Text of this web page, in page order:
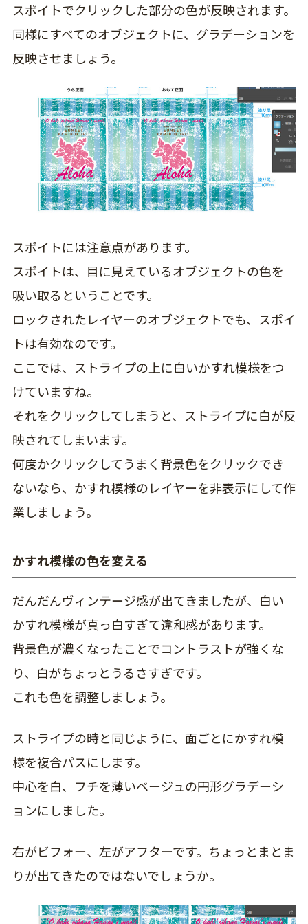
スポイトでクリックした部分の色が反映されます。
同様にすべてのオブジェクトに、グラデーションを
反映させましょう。
スポイトには注意点があります。
スポイトは、目に見えているオブジェクトの色を
吸い取る ということです。
ロックされたレイヤーのオブジェクトでも、スポイ
トは有効なのです。
ここでは、ストライプの上に白いかすれ模様をつ
けていますね。
それをクリックしてしまうと、ストライプに白が反
映されてしまいます。
何度かクリックしてうまく背景色をクリックでき
ないなら、かすれ模様のレイヤーを非表示にして作
業しましょう。
かすれ模様の色を変える
だんだんヴィンテージ感が出てきましたが、白い
かすれ模様が真っ白すぎて違和感があります。
背景色が濃くなったことでコントラストが強くな
り、白がちょっとうるさすぎです。
これも色を調整しましょう。
ストライプの時と同じように、面ごとにかすれ模
様を複合パスにします。
中心を白、フチを薄いベージュの円形グラデーシ
ョンにしました。
右がビフォー、左がアフターです。ちょっとまとま
りが出てきたのではないでしょうか。